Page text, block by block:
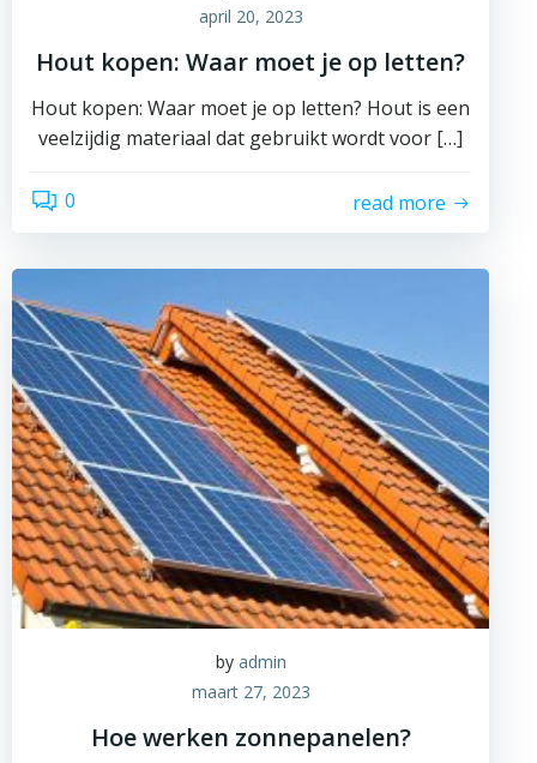
april 20, 2023
Hout kopen: Waar moet je op letten?
Hout kopen: Waar moet je op letten? Hout is een
veelzijdig materiaal dat gebruikt wordt voor […]
0 read more
by admin
maart 27, 2023
Hoe werken zonnepanelen?